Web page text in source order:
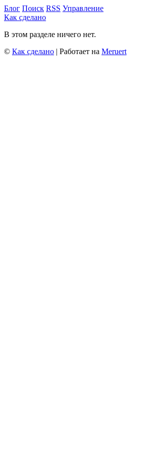
Блог Поиск RSS Управление
Как сделано
В этом разделе ничего нет.
© Как сделано | Работает на Meruert